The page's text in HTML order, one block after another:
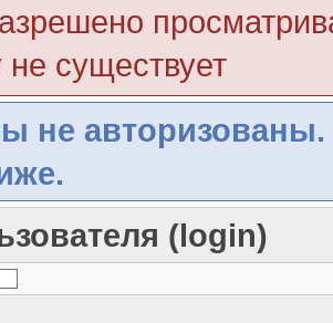
не существует
не авторизованы.
(login)